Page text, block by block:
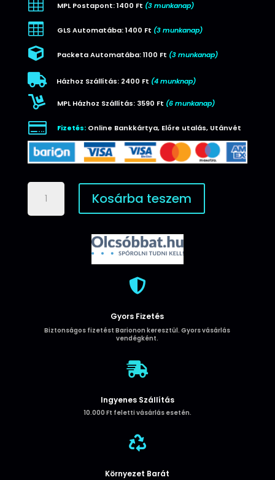
 MPL Postapont: 1400 Ft (3 munkanap)
 GLS Automatába: 1400 Ft (3 munkanap)
 Packeta Automatába: 1100 Ft (3 munkanap)
 Házhoz Szállítás: 2400 Ft (4 munknap)
 MPL Házhoz Szállítás: 3590 Ft (6 munkanap)
 Fizetés:Online Bankkártya, Előre utalás, Utánvét
Apple
iPhone
11
mennyiség
Kosárba teszem

Gyors Fizetés
Biztonságos fizetést Barionon keresztül. Gyors vásárlás
vendégként.

Ingyenes Szállítás
10.000 Ft feletti vásárlás esetén.

Környezet Barát